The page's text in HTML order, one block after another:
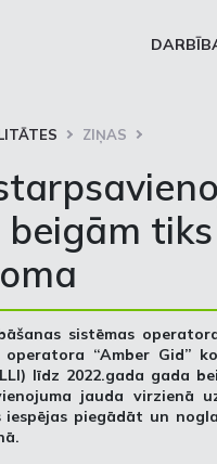
ZIŅAS
sistēmas
operatora “Amber Gid”
līdz 2022.gada gada
jauda virzienā
piegādāt un